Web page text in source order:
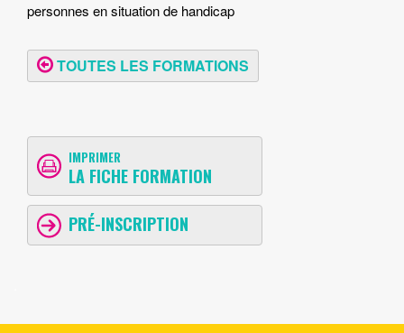
personnes en situation de handicap
TOUTES LES FORMATIONS
IMPRIMER
LA FICHE FORMATION
PRÉ-INSCRIPTION